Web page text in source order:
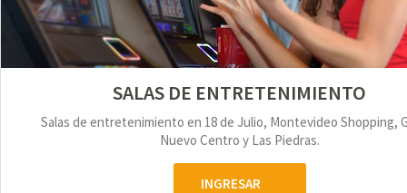
SALAS DE ENTRETENIMIENTO
Salas de entretenimiento en 18 de Julio, Montevideo Shopping,
Nuevo Centro y Las Piedras.
INGRESAR